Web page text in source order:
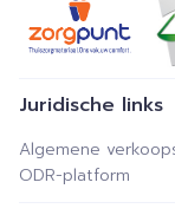
Juridische links
Algemene
ODR-platform